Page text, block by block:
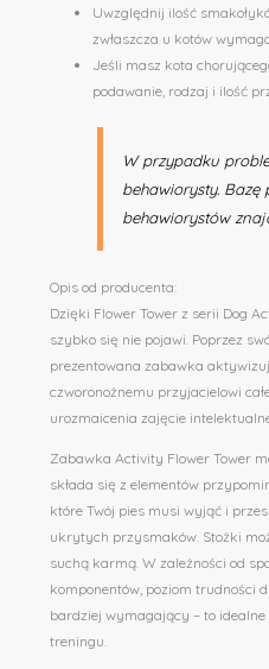
Uwzględnij ilość
zwłaszcza u kotów
Jeśli masz kota
podawanie, rodzaj i ilość
W przypadku
behawiorysty. Bazę
behawiorystów
Opis od producenta:
Dzięki Flower Tower z serii Dog
szybko się nie pojawi. Poprzez
prezentowana zabawka
czworonożnemu przyjacielowi
urozmaicenia zajęcie
Zabawka Activity Flower Tower
składa się z elementów
które Twój pies musi wyjąć i
ukrytych przysmaków. Stożki
suchą karmą. W zależności od
komponentów, poziom trudności
bardziej wymagający – to
treningu.